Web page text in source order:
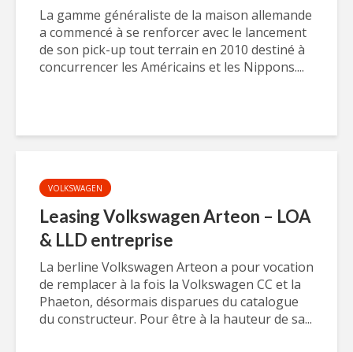
La gamme généraliste de la maison allemande
a commencé à se renforcer avec le lancement
de son pick-up tout terrain en 2010 destiné à
concurrencer les Américains et les Nippons....
VOLKSWAGEN
Leasing Volkswagen Arteon – LOA
& LLD entreprise
La berline Volkswagen Arteon a pour vocation
de remplacer à la fois la Volkswagen CC et la
Phaeton, désormais disparues du catalogue
du constructeur. Pour être à la hauteur de sa...